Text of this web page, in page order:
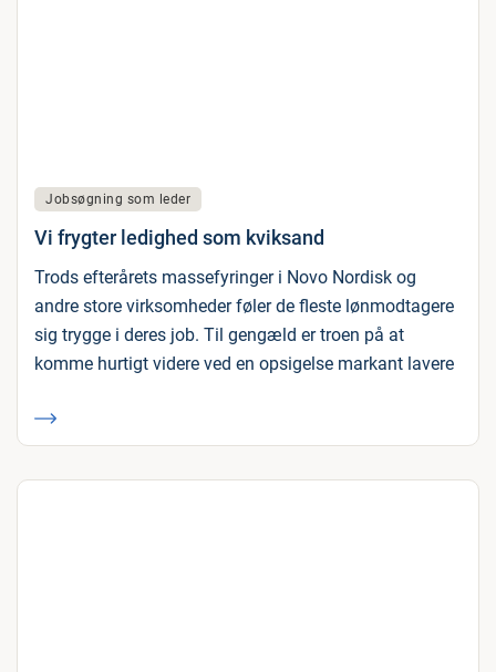
Jobsøgning som leder
Vi frygter ledighed som kviksand
Trods efterårets massefyringer i Novo Nordisk og
andre store virksomheder føler de fleste lønmodtagere
sig trygge i deres job. Til gengæld er troen på at
komme hurtigt videre ved en opsigelse markant lavere